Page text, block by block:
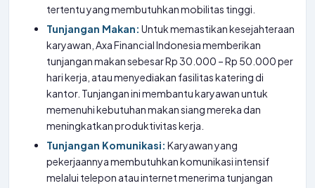
tertentu yang membutuhkan mobilitas tinggi.
Tunjangan Makan: Untuk memastikan kesejahteraan
karyawan, Axa Financial Indonesia memberikan
tunjangan makan sebesar Rp 30.000 – Rp 50.000 per
hari kerja, atau menyediakan fasilitas katering di
kantor. Tunjangan ini membantu karyawan untuk
memenuhi kebutuhan makan siang mereka dan
meningkatkan produktivitas kerja.
Tunjangan Komunikasi: Karyawan yang
pekerjaannya membutuhkan komunikasi intensif
melalui telepon atau internet menerima tunjangan